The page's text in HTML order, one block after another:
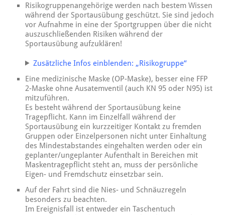
Risikogruppenangehörige werden nach bestem Wissen
während der Sportausübung geschützt. Sie sind jedoch
vor Aufnahme in eine der Sportgruppen über die nicht
auszuschließenden Risiken während der
Sportausübung aufzuklären!
Zusätzliche Infos einblenden: „Risikogruppe“
Eine medizinische Maske (OP-Maske), besser eine FFP
2-Maske ohne Ausatemventil (auch KN 95 oder N95) ist
mitzuführen.
Es besteht während der Sportausübung keine
Tragepflicht. Kann im Einzelfall während der
Sportausübung ein kurzzeitiger Kontakt zu fremden
Gruppen oder Einzelpersonen nicht unter Einhaltung
des Mindestabstandes eingehalten werden oder ein
geplanter/ungeplanter Aufenthalt in Bereichen mit
Maskentragepflicht steht an, muss der persönliche
Eigen- und Fremdschutz einsetzbar sein.
Auf der Fahrt sind die Nies- und Schnäuzregeln
besonders zu beachten.
Im Ereignisfall ist entweder ein Taschentuch